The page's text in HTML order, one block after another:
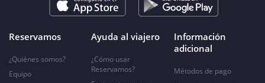
Reservamos
¿Quiénes somos?
Equipo
Ayuda al viajero
¿Cómo usar
Reservamos?
Información
adicional
Métodos de pago